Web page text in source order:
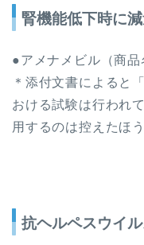
腎機能低下時に
●アメナメビル（商品
＊添付文書によると
おける試験は行われ
用するのは控えたほ
抗ヘルペスウイ